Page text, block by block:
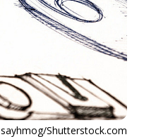
sayhmog/Shutterstock.com